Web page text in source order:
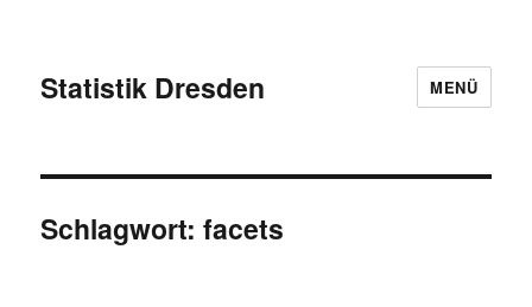
Statistik Dresden MENÜ
Schlagwort:facets